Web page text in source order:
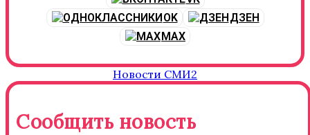
OK
ДЗЕН
MAX
Новости СМИ2
Сообщить новость